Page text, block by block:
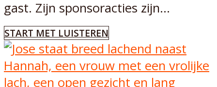
gast. Zijn sponsoracties zijn...
START MET LUISTEREN